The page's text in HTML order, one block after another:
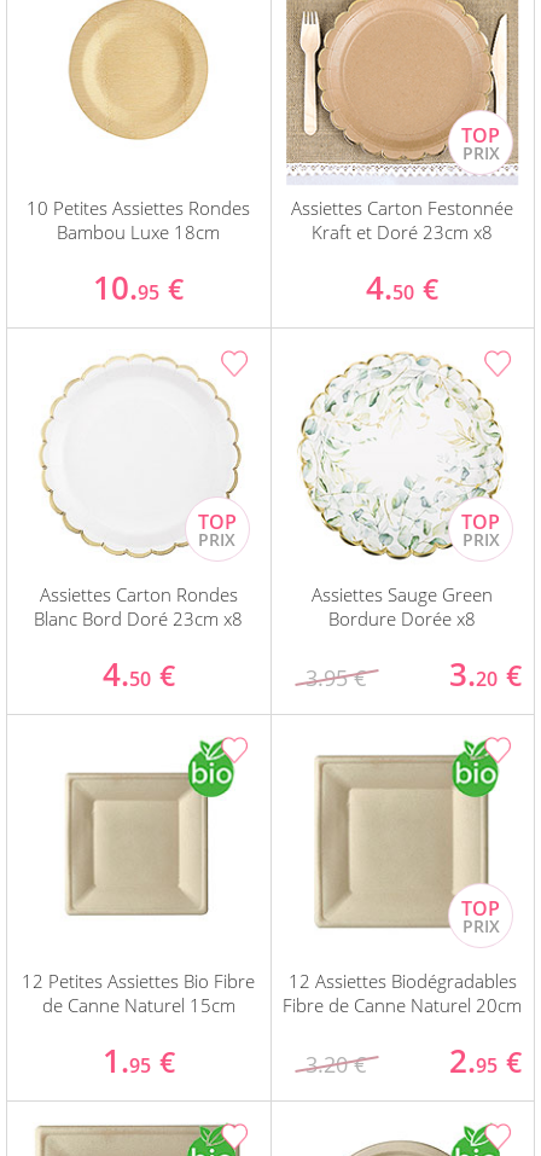
10 Petites Assiettes Rondes
Bambou Luxe 18cm
10.95 €
Assiettes Carton Festonnée
Kraft et Doré 23cm x8
4.50 €
Assiettes Carton Rondes
Blanc Bord Doré 23cm x8
4.50 €
Assiettes Sauge Green
Bordure Dorée x8
3.95 € 3.20 €
12 Petites Assiettes Bio Fibre
de Canne Naturel 15cm
1.95 €
12 Assiettes Biodégradables
Fibre de Canne Naturel 20cm
3.20 € 2.95 €